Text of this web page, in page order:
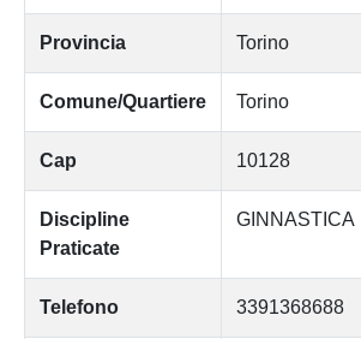
Provincia Torino
Comune/Quartiere Torino
Cap 10128
Discipline
Praticate
GINNASTICA
Telefono 3391368688